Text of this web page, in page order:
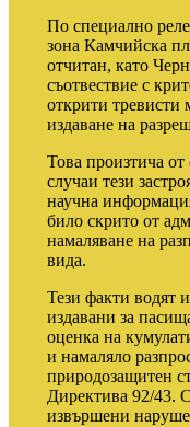
По специално
зона Камчийска
отчитан, като
съотвествие с
открити тревисти
издаване на
Това произтича
случаи тези
научна
било скрито от
намаляване на
вида.
Тези факти водят
издавани за
оценка на
и намаляло
природозащитен
Директива 92/43.
извършени